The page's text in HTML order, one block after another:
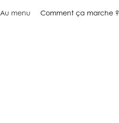
Au menu Comment ça marche ?